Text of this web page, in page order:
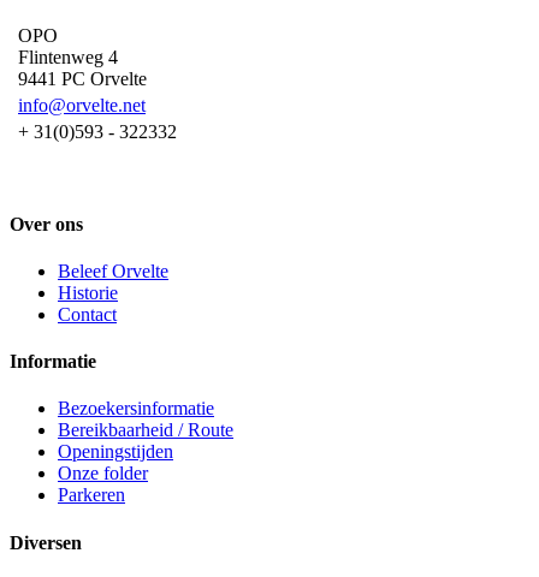
OPO
Flintenweg 4
9441 PC Orvelte
info@orvelte.net
+ 31(0)593 - 322332
Over ons
Beleef Orvelte
Historie
Contact
Informatie
Bezoekersinformatie
Bereikbaarheid / Route
Openingstijden
Onze folder
Parkeren
Diversen